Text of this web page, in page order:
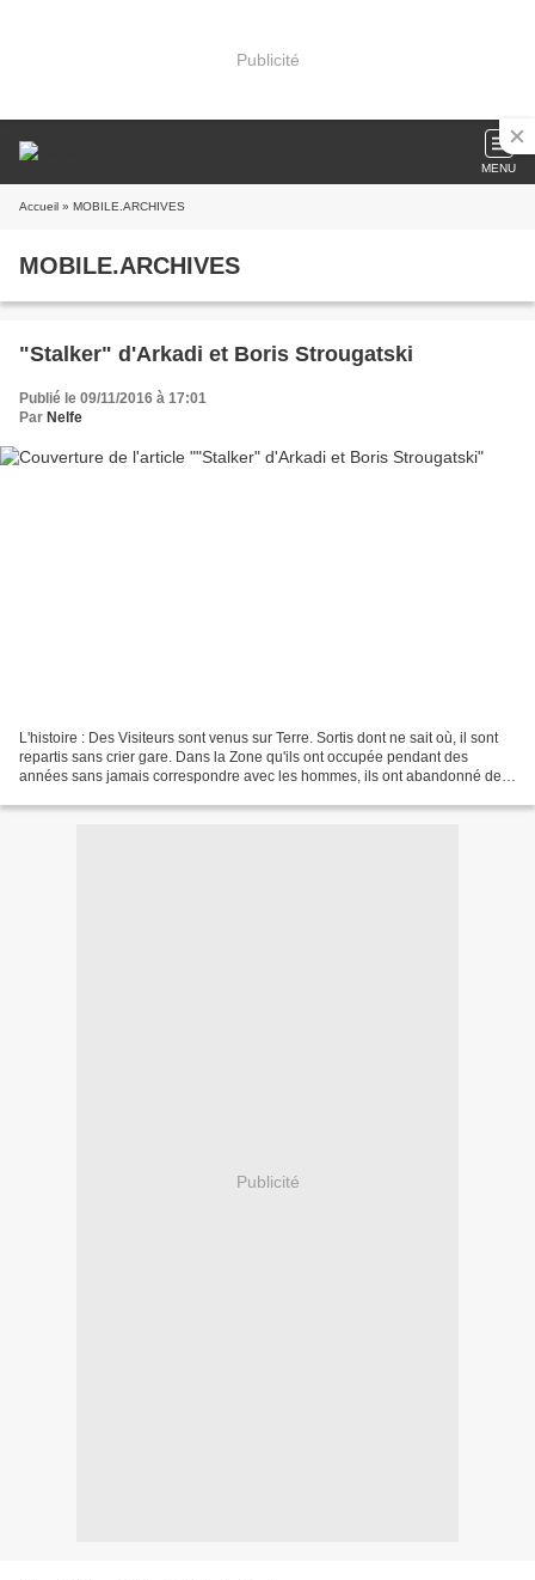
Publicité
MENU
Accueil » MOBILE.ARCHIVES
MOBILE.ARCHIVES
"Stalker" d'Arkadi et Boris Strougatski
Publié le 09/11/2016 à 17:01
Par Nelfe
L'histoire : Des Visiteurs sont venus sur Terre. Sortis dont ne sait où, il sont
repartis sans crier gare. Dans la Zone qu'ils ont occupée pendant des
années sans jamais correspondre avec les hommes, ils ont abandonné des
Publicité